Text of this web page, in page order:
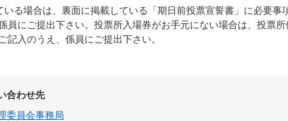
る場合は、裏面に掲載している「期日前投票宣誓書」に必要事
員にご提出下さい。投票所入場券がお手元にない場合は、投票所
記入のうえ、係員にご提出下さい。
合わせ先
委員会事務局